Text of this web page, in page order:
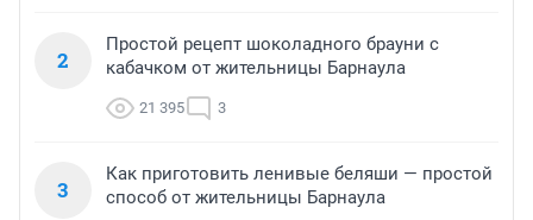
2
Простой рецепт шоколадного брауни с
кабачком от жительницы Барнаула
21 395 3
3
Как приготовить ленивые беляши — простой
способ от жительницы Барнаула